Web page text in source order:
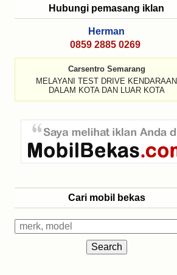
Hubungi pemasang iklan
Herman
0859 2885 0269
Carsentro Semarang
MELAYANI TEST DRIVE KENDARAAN
DALAM KOTA DAN LUAR KOTA
Cari mobil bekas